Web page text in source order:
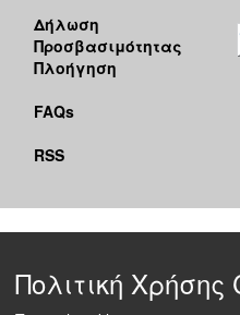
Δήλωση
Προσβασιμότητας
Πλοήγηση
FAQs
RSS
Πολιτική Χρήσης